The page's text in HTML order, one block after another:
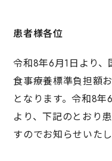
患者様各位
令和8年6月1日より
食事療養標準負担額
となります。令和8
より、下記のとおり
すのでお知らせいたし